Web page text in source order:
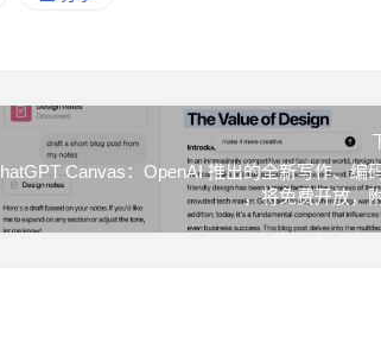
Canvas：OpenAI 推出的全新写作、编
，将免费开放，